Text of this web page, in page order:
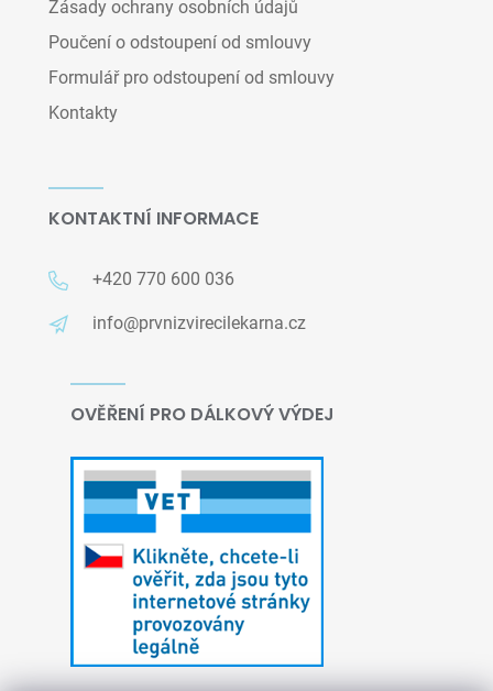
Zásady ochrany osobních údajů
Poučení o odstoupení od smlouvy
Formulář pro odstoupení od smlouvy
Kontakty
KONTAKTNÍ INFORMACE
+420 770 600 036
info@prvnizvirecilekarna.cz
OVĚŘENÍ PRO DÁLKOVÝ VÝDEJ